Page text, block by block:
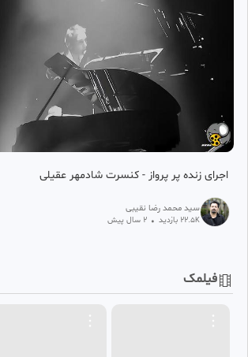
اجرای زنده پر پرواز - کنسرت شادمهر عقیلی
سید محمد رضا نقیبی
22.5K بازدید • 2 سال پیش
فیلمک